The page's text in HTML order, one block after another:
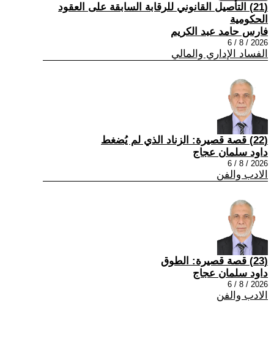
(21) التأصيل القانوني للرقابة السابقة على العقود
الحكومية
فارس حامد عبد الكريم
2026 / 8 / 6
الفساد الإداري والمالي
(22) قصة قصيرة: الزناد الذي لم يُضغط
داود سلمان عجاج
2026 / 8 / 6
الادب والفن
(23) قصة قصيرة: الطوق
داود سلمان عجاج
2026 / 8 / 6
الادب والفن